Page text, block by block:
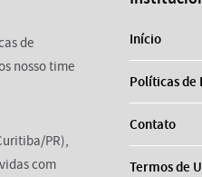
de
nosso time
PR),
com
Início
Políticas de
Contato
Termos de